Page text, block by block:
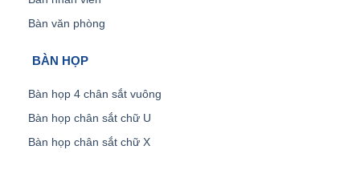
Bàn văn phòng
BÀN HỌP
Bàn họp 4 chân sắt vuông
Bàn họp chân sắt chữ U
Bàn họp chân sắt chữ X